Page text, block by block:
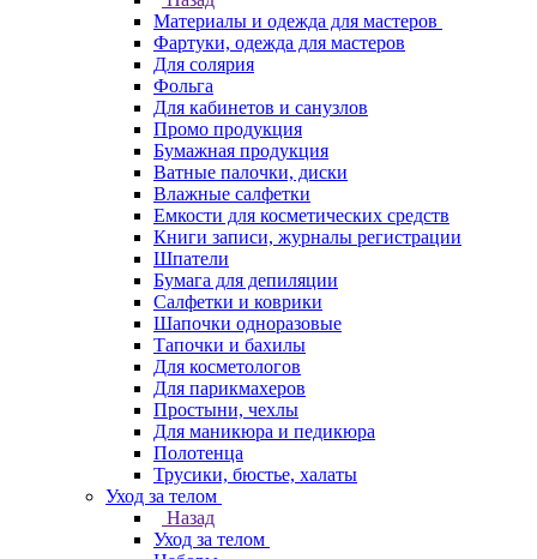
Материалы и одежда для мастеров
Фартуки, одежда для мастеров
Для солярия
Фольга
Для кабинетов и санузлов
Промо продукция
Бумажная продукция
Ватные палочки, диски
Влажные салфетки
Емкости для косметических средств
Книги записи, журналы регистрации
Шпатели
Бумага для депиляции
Салфетки и коврики
Шапочки одноразовые
Тапочки и бахилы
Для косметологов
Для парикмахеров
Простыни, чехлы
Для маникюра и педикюра
Полотенца
Трусики, бюстье, халаты
Уход за телом
Назад
Уход за телом